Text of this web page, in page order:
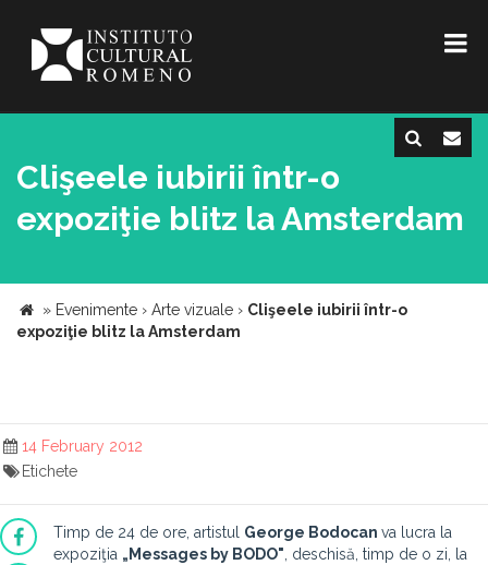
Clişeele iubirii într-o
expoziţie blitz la Amsterdam
» Evenimente › Arte vizuale › Clişeele iubirii într-o
expoziţie blitz la Amsterdam
14 February 2012
Etichete
Timp de 24 de ore, artistul George Bodocan va lucra la
expoziţia „Messages by BODO" , deschisă, timp de o zi, la